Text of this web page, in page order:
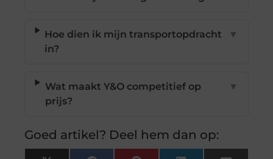
Hoe dien ik mijn transportopdracht
in?
▼
Wat maakt Y&O competitief op
prijs?
▼
Goed artikel? Deel hem dan op: